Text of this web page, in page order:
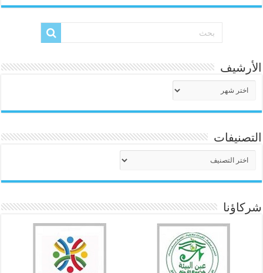
الأرشيف
التصنيفات
شركاؤنا